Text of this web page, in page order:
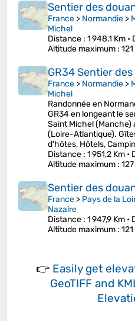
Sentier des
France > Normandie >
Michel
Distance : 1 948,1 Km •
Altitude maximum :
GR34 Sentier
France > Normandie >
Michel
Randonnée en
GR34 en longeant le
Saint Michel (Manche)
(Loire-Atlantique).
d'hôtes, Hôtels,
Distance : 1 951,2 Km •
Altitude maximum :
Sentier des
France > Pays de la
Nazaire
Distance : 1 947,9 Km •
Altitude maximum :
👉 Easily get
GeoTIFF and